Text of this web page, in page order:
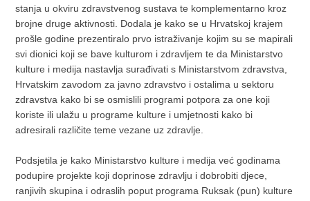
stanja u okviru zdravstvenog sustava te komplementarno kroz
brojne druge aktivnosti. Dodala je kako se u Hrvatskoj krajem
prošle godine prezentiralo prvo istraživanje kojim su se mapirali
svi dionici koji se bave kulturom i zdravljem te da Ministarstvo
kulture i medija nastavlja surađivati s Ministarstvom zdravstva,
Hrvatskim zavodom za javno zdravstvo i ostalima u sektoru
zdravstva kako bi se osmislili programi potpora za one koji
koriste ili ulažu u programe kulture i umjetnosti kako bi
adresirali različite teme vezane uz zdravlje.
Podsjetila je kako Ministarstvo kulture i medija već godinama
podupire projekte koji doprinose zdravlju i dobrobiti djece,
ranjivih skupina i odraslih poput programa Ruksak (pun) kulture